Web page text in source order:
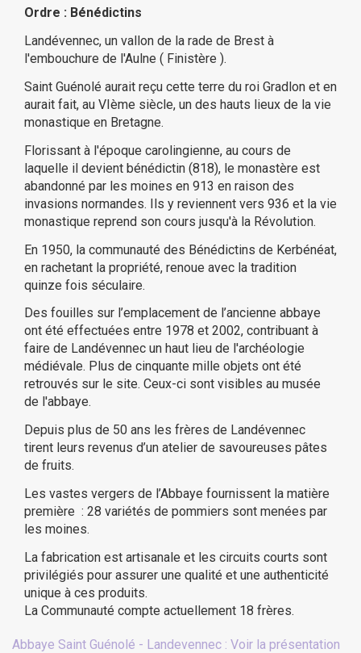
(1 avis)
Ordre : Bénédictins
Landévennec, un vallon de la rade de Brest à
l'embouchure de l'Aulne ( Finistère ).
Saint Guénolé aurait reçu cette terre du roi Gradlon et en
aurait fait, au VIème siècle, un des hauts lieux de la vie
monastique en Bretagne.
Florissant à l'époque carolingienne, au cours de
laquelle il devient bénédictin (818), le monastère est
abandonné par les moines en 913 en raison des
invasions normandes. Ils y reviennent vers 936 et la vie
monastique reprend son cours jusqu'à la Révolution.
En 1950, la communauté des Bénédictins de Kerbénéat,
en rachetant la propriété, renoue avec la tradition
quinze fois séculaire.
Des fouilles sur l’emplacement de l’ancienne abbaye
ont été effectuées entre 1978 et 2002, contribuant à
faire de Landévennec un haut lieu de l'archéologie
médiévale. Plus de cinquante mille objets ont été
retrouvés sur le site. Ceux-ci sont visibles au musée
de l'abbaye.
Depuis plus de 50 ans les frères de Landévennec
tirent leurs revenus d’un atelier de savoureuses pâtes
de fruits.
Les vastes vergers de l’Abbaye fournissent la matière
première : 28 variétés de pommiers sont menées par
les moines.
La fabrication est artisanale et les circuits courts sont
privilégiés pour assurer une qualité et une authenticité
unique à ces produits.
La Communauté compte actuellement 18 frères.
Abbaye Saint Guénolé - Landevennec : Voir la présentation